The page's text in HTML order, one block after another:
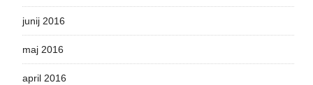
junij 2016
maj 2016
april 2016